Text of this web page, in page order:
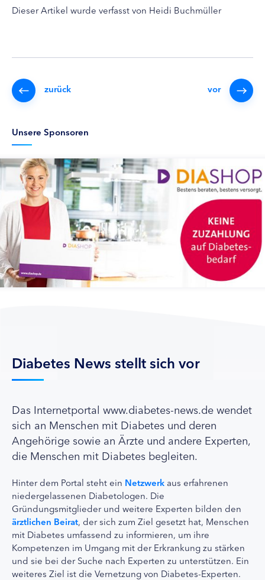
Dieser Artikel wurde verfasst von Heidi Buchmüller
zurück vor
Unsere Sponsoren
Diabetes News stellt sich vor
Das Internetportal www.diabetes-news.de wendet
sich an Menschen mit Diabetes und deren
Angehörige sowie an Ärzte und andere Experten,
die Menschen mit Diabetes begleiten.
Hinter dem Portal steht ein Netzwerk aus erfahrenen
niedergelassenen Diabetologen. Die
Gründungsmitglieder und weitere Experten bilden den
ärztlichen Beirat, der sich zum Ziel gesetzt hat, Menschen
mit Diabetes umfassend zu informieren, um ihre
Kompetenzen im Umgang mit der Erkrankung zu stärken
und sie bei der Suche nach Experten zu unterstützen. Ein
weiteres Ziel ist die Vernetzung von Diabetes-Experten.